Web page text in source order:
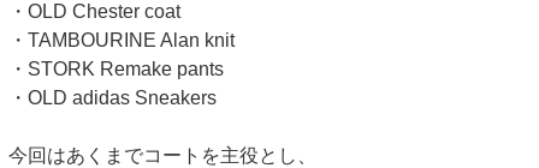
・OLD Chester coat
・TAMBOURINE Alan knit
・STORK Remake pants
・OLD adidas Sneakers
今回はあくまでコートを主役とし、